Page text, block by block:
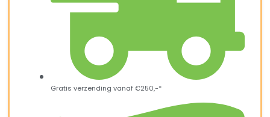
Gratis verzending vanaf €250,-*